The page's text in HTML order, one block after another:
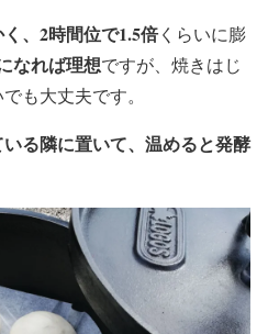
、2時間位で1.5倍くらいに膨
なれば理想ですが、焼きはじ
でも大丈夫です。
る隣に置いて、温めると発酵